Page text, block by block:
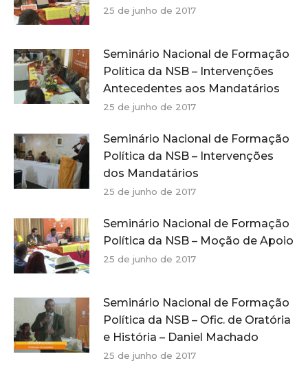
25 de junho de 2017
Seminário Nacional de Formação
Política da NSB – Intervenções
Antecedentes aos Mandatários
25 de junho de 2017
Seminário Nacional de Formação
Política da NSB – Intervenções
dos Mandatários
25 de junho de 2017
Seminário Nacional de Formação
Política da NSB – Moção de Apoio
25 de junho de 2017
Seminário Nacional de Formação
Política da NSB – Ofic. de Oratória
e História – Daniel Machado
25 de junho de 2017